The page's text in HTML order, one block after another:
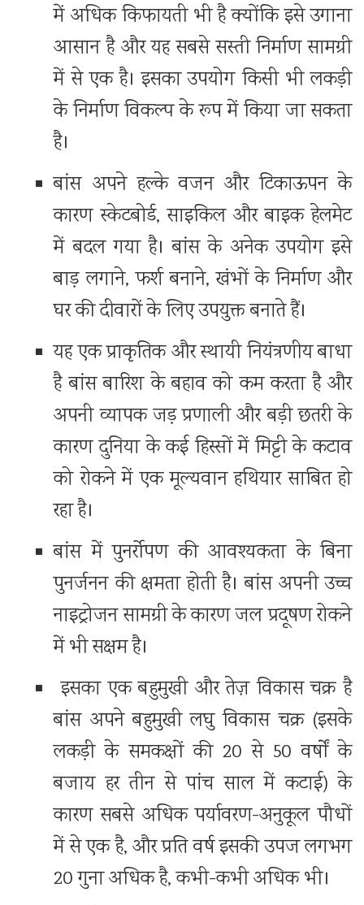
में अधिक किफायती भी है क्योंकि इसे उगाना
आसान है और यह सबसे सस्ती निर्माण सामग्री
में से एक है। इसका उपयोग किसी भी लकड़ी
के निर्माण विकल्प के रूप में किया जा सकता
है।
बांस अपने हल्के वजन और टिकाऊपन के
कारण स्केटबोर्ड, साइकिल और बाइक हेलमेट
में बदल गया है। बांस के अनेक उपयोग इसे
बाड़ लगाने, फर्श बनाने, खंभों के निर्माण और
घर की दीवारों के लिए उपयुक्त बनाते हैं।
यह एक प्राकृतिक और स्थायी नियंत्रणीय बाधा
है बांस बारिश के बहाव को कम करता है और
अपनी व्यापक जड़ प्रणाली और बड़ी छतरी के
कारण दुनिया के कई हिस्सों में मिट्टी के कटाव
को रोकने में एक मूल्यवान हथियार साबित हो
रहा है।
बांस में पुनर्रोपण की आवश्यकता के बिना
पुनर्जनन की क्षमता होती है। बांस अपनी उच्च
नाइट्रोजन सामग्री के कारण जल प्रदूषण रोकने
में भी सक्षम है।
इसका एक बहुमुखी और तेज़ विकास चक्र है
बांस अपने बहुमुखी लघु विकास चक्र (इसके
लकड़ी के समकक्षों की 20 से 50 वर्षों के
बजाय हर तीन से पांच साल में कटाई) के
कारण सबसे अधिक पर्यावरण-अनुकूल पौधों
में से एक है, और प्रति वर्ष इसकी उपज लगभग
20 गुना अधिक है, कभी-कभी अधिक भी।